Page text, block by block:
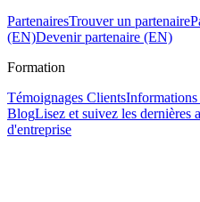
PartenairesTrouver un partenaire
(EN)Devenir partenaire (EN)
Formation
Témoignages ClientsInformations
BlogLisez et suivez les dernières
d'entreprise